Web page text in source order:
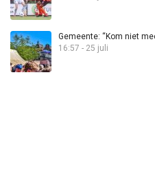
Gemeente: “Kom niet
16:57 - 25 juli